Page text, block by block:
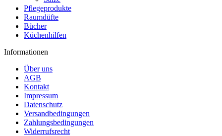
Pflegeprodukte
Raumdüfte
Bücher
Küchenhilfen
Informationen
Über uns
AGB
Kontakt
Impressum
Datenschutz
Versandbedingungen
Zahlungsbedingungen
Widerrufsrecht